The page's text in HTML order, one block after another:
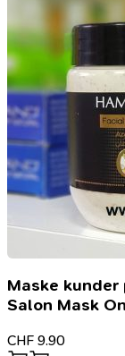
Maske
Salon Mask
CHF 9.90